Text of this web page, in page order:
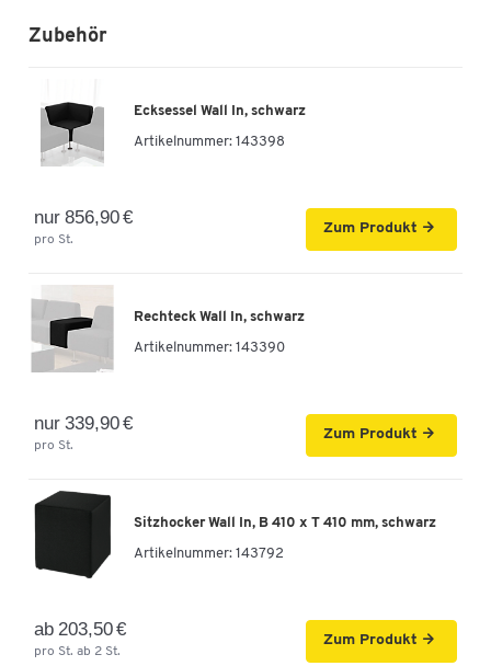
Zubehör
Ecksessel Wall In, schwarz
Artikelnummer: 143398
nur 856,90 €
pro St.
Zum Produkt
Rechteck Wall In, schwarz
Artikelnummer: 143390
nur 339,90 €
pro St.
Zum Produkt
Sitzhocker Wall In, B 410 x T 410 mm, schwarz
Artikelnummer: 143792
ab 203,50 €
pro St. ab 2 St.
Zum Produkt